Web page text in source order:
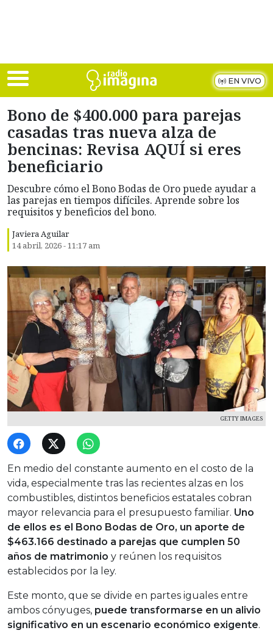
EN VIVO
Bono de $400.000 para parejas
casadas tras nueva alza de
bencinas: Revisa AQUÍ si eres
beneficiario
Descubre cómo el Bono Bodas de Oro puede ayudar a
las parejas en tiempos difíciles. Aprende sobre los
requisitos y beneficios del bono.
Javiera Aguilar
14 abril, 2026 - 11:17 am
GETTY IMAGES
En medio del constante aumento en el costo de la
vida, especialmente tras las recientes alzas en los
combustibles, distintos beneficios estatales cobran
mayor relevancia para el presupuesto familiar. Uno
de ellos es el Bono Bodas de Oro, un aporte de
$463.166 destinado a parejas que cumplen 50
años de matrimonio y reúnen los requisitos
establecidos por la ley.
Este monto, que se divide en partes iguales entre
ambos cónyuges, puede transformarse en un alivio
significativo en un escenario económico exigente.